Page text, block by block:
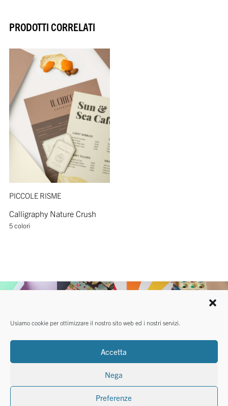
Usiamo cookie per ottimizzare il nostro sito web ed i nostri servizi.
Accetta
Nega
Preferenze
PRODOTTI CORRELATI
PICCOLE RISME
Calligraphy Nature Crush
5 colori